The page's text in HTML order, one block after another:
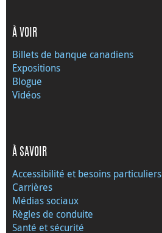
À VOIR
Billets de banque canadiens
Expositions
Blogue
Vidéos
À SAVOIR
Accessibilité et besoins particuliers
Carrières
Médias sociaux
Règles de conduite
Santé et sécurité